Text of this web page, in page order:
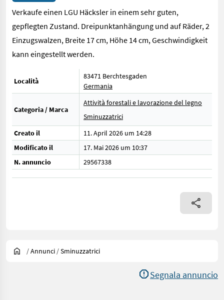
Verkaufe einen LGU Häcksler in einem sehr guten,
gepflegten Zustand. Dreipunktanhängung und auf Räder, 2
Einzugswalzen, Breite 17 cm, Höhe 14 cm, Geschwindigkeit
kann eingestellt werden.
Località
83471 Berchtesgaden
Germania
Categoria / Marca
Attività forestali e lavorazione del legno
Sminuzzatrici
Creato il
11. April 2026 um 14:28
Modificato il
17. Mai 2026 um 10:37
N. annuncio
29567338
/Annunci /Sminuzzatrici
Segnala annuncio